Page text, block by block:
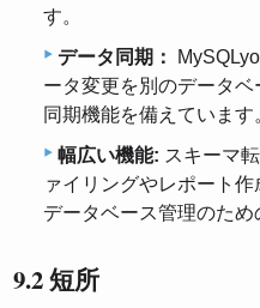
す。
データ同期：
ータ変更を別のデータ
同期機能を備えています
幅広い機能: スキーマ
ァイリングやレポート
データベース管理のため
9.2 短所